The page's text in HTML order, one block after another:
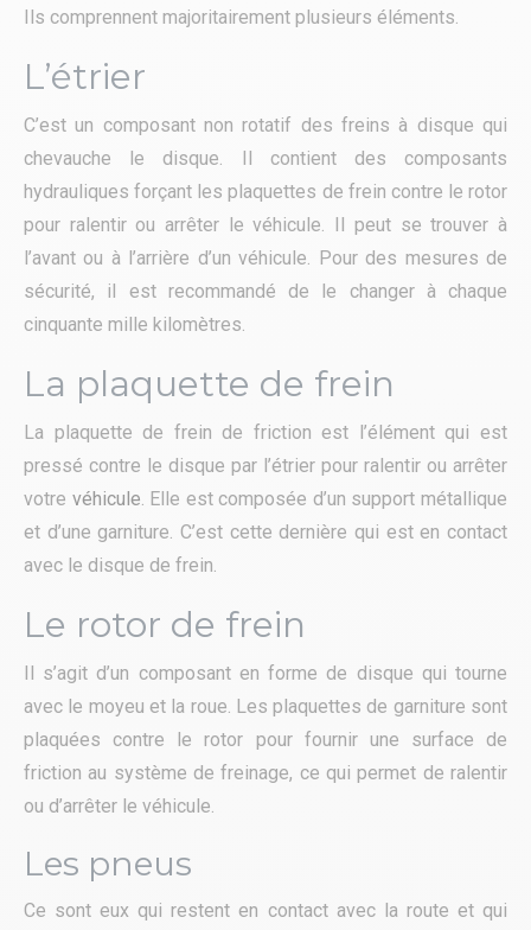
Ils comprennent majoritairement plusieurs éléments.
L’étrier
C’est un composant non rotatif des freins à disque qui
chevauche le disque. Il contient des composants
hydrauliques forçant les plaquettes de frein contre le rotor
pour ralentir ou arrêter le véhicule. Il peut se trouver à
l’avant ou à l’arrière d’un véhicule. Pour des mesures de
sécurité, il est recommandé de le changer à chaque
cinquante mille kilomètres.
La plaquette de frein
La plaquette de frein de friction est l’élément qui est
pressé contre le disque par l’étrier pour ralentir ou arrêter
votre véhicule. Elle est composée d’un support métallique
et d’une garniture. C’est cette dernière qui est en contact
avec le disque de frein.
Le rotor de frein
Il s’agit d’un composant en forme de disque qui tourne
avec le moyeu et la roue. Les plaquettes de garniture sont
plaquées contre le rotor pour fournir une surface de
friction au système de freinage, ce qui permet de ralentir
ou d’arrêter le véhicule.
Les pneus
Ce sont eux qui restent en contact avec la route et qui